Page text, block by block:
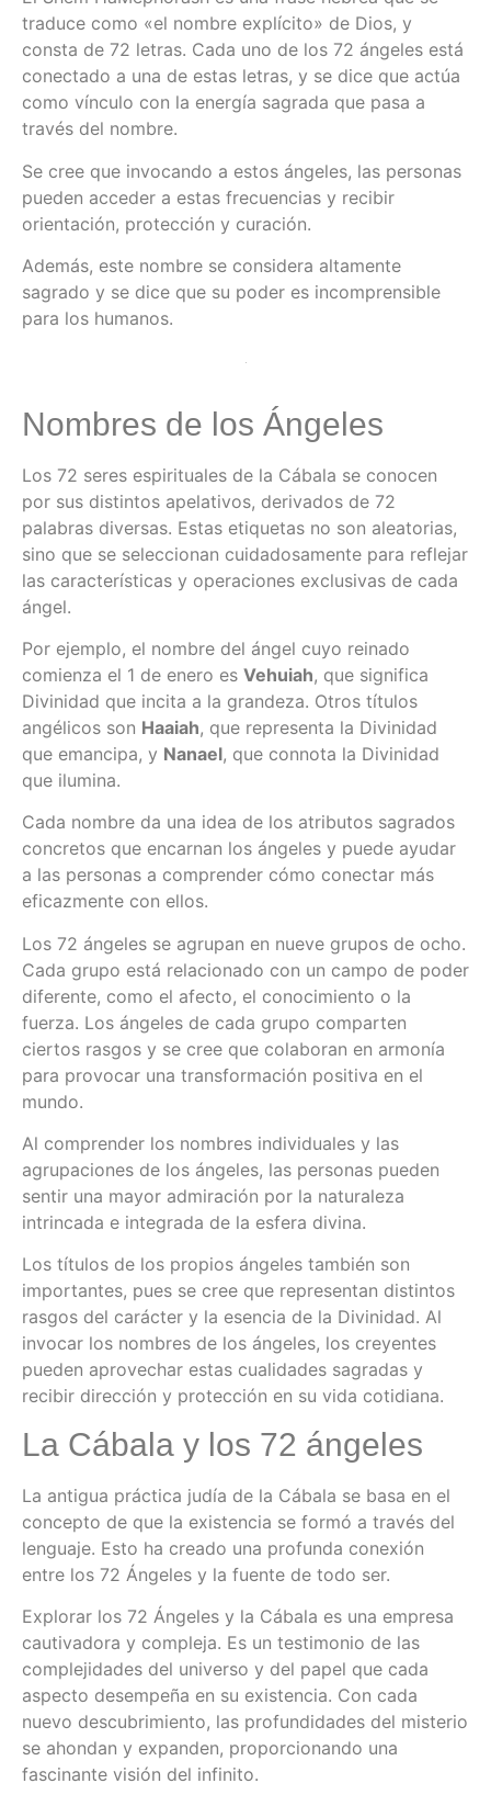
traduce como «el nombre explícito» de Dios, y
consta de 72 letras. Cada uno de los 72 ángeles está
conectado a una de estas letras, y se dice que actúa
como vínculo con la energía sagrada que pasa a
través del nombre.
Se cree que invocando a estos ángeles, las personas
pueden acceder a estas frecuencias y recibir
orientación, protección y curación.
Además, este nombre se considera altamente
sagrado y se dice que su poder es incomprensible
para los humanos.
Nombres de los Ángeles
Los 72 seres espirituales de la Cábala se conocen
por sus distintos apelativos, derivados de 72
palabras diversas. Estas etiquetas no son aleatorias,
sino que se seleccionan cuidadosamente para reflejar
las características y operaciones exclusivas de cada
ángel.
Por ejemplo, el nombre del ángel cuyo reinado
comienza el 1 de enero es Vehuiah, que significa
Divinidad que incita a la grandeza. Otros títulos
angélicos son Haaiah, que representa la Divinidad
que emancipa, y Nanael, que connota la Divinidad
que ilumina.
Cada nombre da una idea de los atributos sagrados
concretos que encarnan los ángeles y puede ayudar
a las personas a comprender cómo conectar más
eficazmente con ellos.
Los 72 ángeles se agrupan en nueve grupos de ocho.
Cada grupo está relacionado con un campo de poder
diferente, como el afecto, el conocimiento o la
fuerza. Los ángeles de cada grupo comparten
ciertos rasgos y se cree que colaboran en armonía
para provocar una transformación positiva en el
mundo.
Al comprender los nombres individuales y las
agrupaciones de los ángeles, las personas pueden
sentir una mayor admiración por la naturaleza
intrincada e integrada de la esfera divina.
Los títulos de los propios ángeles también son
importantes, pues se cree que representan distintos
rasgos del carácter y la esencia de la Divinidad. Al
invocar los nombres de los ángeles, los creyentes
pueden aprovechar estas cualidades sagradas y
recibir dirección y protección en su vida cotidiana.
La Cábala y los 72 ángeles
La antigua práctica judía de la Cábala se basa en el
concepto de que la existencia se formó a través del
lenguaje. Esto ha creado una profunda conexión
entre los 72 Ángeles y la fuente de todo ser.
Explorar los 72 Ángeles y la Cábala es una empresa
cautivadora y compleja. Es un testimonio de las
complejidades del universo y del papel que cada
aspecto desempeña en su existencia. Con cada
nuevo descubrimiento, las profundidades del misterio
se ahondan y expanden, proporcionando una
fascinante visión del infinito.